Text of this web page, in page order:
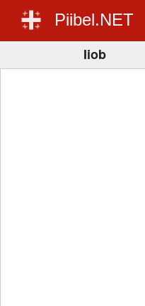
Piibel.NET
Iiob